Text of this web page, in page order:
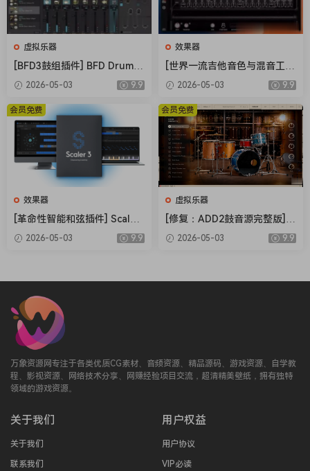
由于“SPL Free Ranqer”插件的错误，“全部安装”
功能在最近几周会导致安装管理器崩溃。
可怜的合法用户！
MEGA Sampler Chan 失去了“MEGA”这个名字，
她没能变成“GIGA” ;(
https://www.pluqin-
alliance.com/paqes/online-sample-player
此套装中包含的实际版本：
Acme Opticom XLA-3 v1.11.1
ADA Flanger v1.6.0
ADA STD-1 Stereo Tapped Delay v1.6.0
ADPTR Sculpt v1.3.0
ADPTR StreamLiner v1.1.0
ADPTR Utopia v1.0.0
AMEK EQ 200 v1.5.0
AMEK EQ 250 v1.2.0
AMEK Mastering Compressor v1.2.0
Ampeg B15N v1.6.0
Ampeg SVTVR Classic v1.6.0
Ampeg SVTVR v1.6.0
Ampeg V4B v1.6.0
虚拟乐器
[BFD3鼓组插件] BFD Drums
BFD3 v3.5.0.49-R2R [WiN]
2026-05-03 9.9
效果器
[世界一流吉他音色与混音工具
全套合集] STL Tones Bundle
v2026.04 [WiN, MacOSX]（1.
48GB+3.34GB）
2026-05-03 9.9
效果器
[革命性智能和弦插件] Scaler
Music Scaler 3 v3.2.2 Regge
d-HCiSO [MacOSX]（1.45G
2026-05-03 9.9
会员免费
虚拟乐器
[修复：ADD2鼓音源完整版] X
LN Audio Addictive Drums 2
Complete v2.9.0.4 FIXED ON
2026-05-03 9.9
会员免费
万象资源网专注于各类优质CG素材、音频资源、精品源码、游戏资源、自学教
程、影视资源、网络技术分享、网赚经验项目交流，超清精美壁纸，拥有独特
领域的游戏资源。
关于我们
关于我们
联系我们
用户权益
用户协议
VIP必读